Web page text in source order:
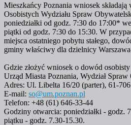
Mieszkańcy Poznania wniosek
Osobistych Wydziału Spraw
poniedziałki od godz. 7:30 do 17:00*
piątki od godz. 7:30 do 15:30. W
miejsca ostatniego pobytu stałego,
gminy właściwy dla dzielnicy
Gdzie złożyć wniosek o dowód osobisty
Urząd Miasta Poznania, Wydział
Adres: Ul. Libelta 16/20 (parter), 61-706
E-mail: so@um.poznan.pl
Telefon: +48 (61) 646-33-44
Godziny otwarcia: poniedziałki - godz.
piątku - godz. 7.30-15.30.